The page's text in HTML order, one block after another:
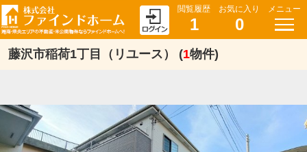
閲覧履歴
1
お気に入り
0
メニュー
藤沢市稲荷1丁目（リユース） (1物件)